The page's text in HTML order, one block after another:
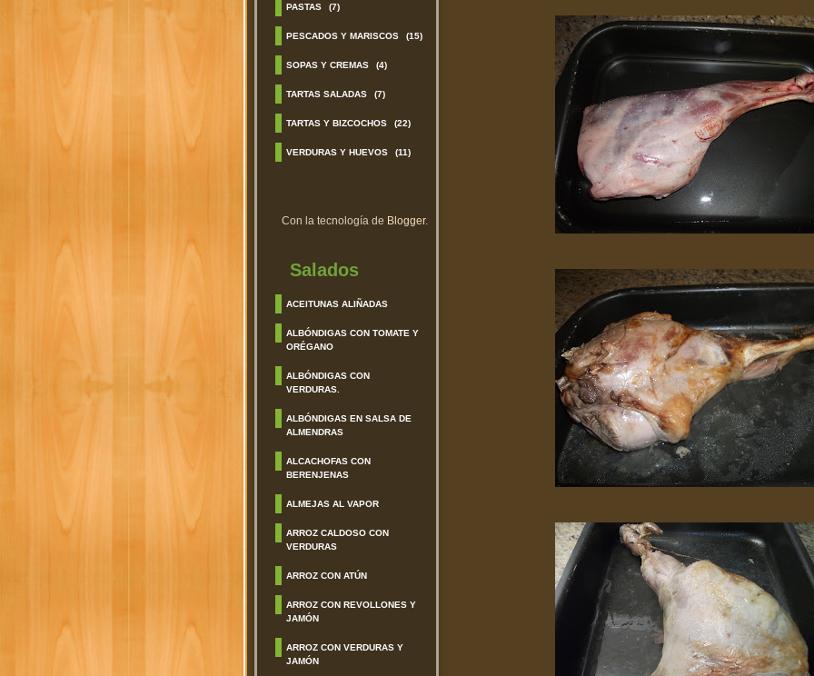
PASTAS (7)
PESCADOS Y MARISCOS (15)
SOPAS Y CREMAS (4)
TARTAS SALADAS (7)
TARTAS Y BIZCOCHOS (22)
VERDURAS Y HUEVOS (11)
Con la tecnología de Blogger.
Salados
ACEITUNAS ALIÑADAS
ALBÓNDIGAS CON TOMATE Y
ORÉGANO
ALBÓNDIGAS CON
VERDURAS.
ALBÓNDIGAS EN SALSA DE
ALMENDRAS
ALCACHOFAS CON
BERENJENAS
ALMEJAS AL VAPOR
ARROZ CALDOSO CON
VERDURAS
ARROZ CON ATÚN
ARROZ CON REVOLLONES Y
JAMÓN
ARROZ CON VERDURAS Y
JAMÓN